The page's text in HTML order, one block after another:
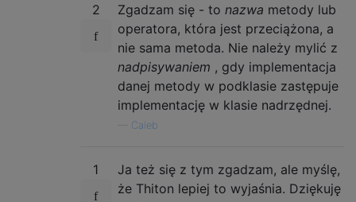
2 Zgadzam się - to nazwa metody lub
operatora, która jest przeciążona, a
nie sama metoda. Nie należy mylić z
nadpisywaniem , gdy implementacja
danej metody w podklasie zastępuje
implementację w klasie nadrzędnej.
Caleb
1
Ja też się z tym zgadzam, ale myślę,
że Thiton lepiej to wyjaśnia. Dziękuję